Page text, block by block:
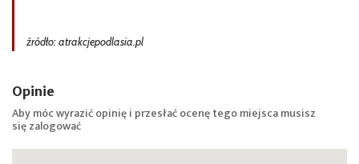
źródło: atrakcjepodlasia.pl
Opinie
Aby móc wyrazić opinię i przesłać ocenę tego miejsca musisz
sięzalogować